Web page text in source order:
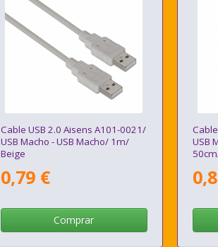
Cable USB 2.0 Aisens A101-0021/
USB Macho - USB Macho/ 1m/
Beige
0,79 €
Comprar
USB